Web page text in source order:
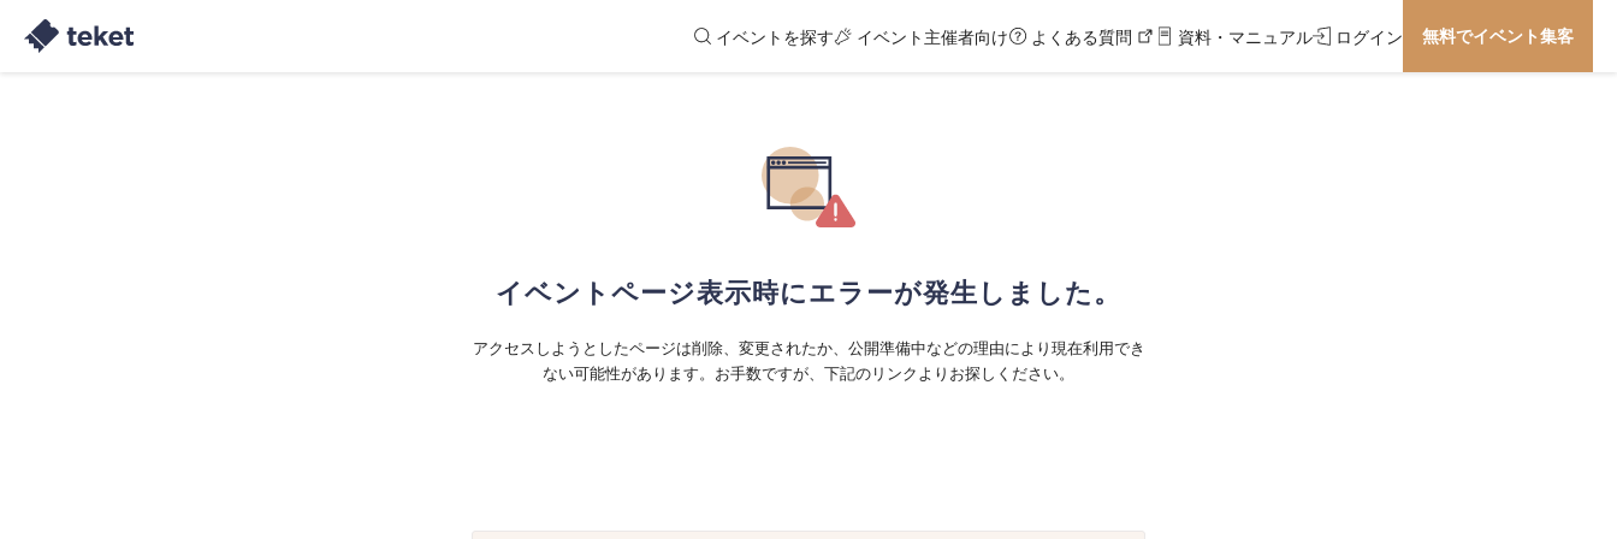
イベントを探す イベント主催者向け よくある質問 資料・マニュアル ログイン 無料でイベント集客
イベントページ表示時にエラーが発生しました。
アクセスしようとしたページは削除、変更されたか、公開準備中などの理由により現在利用でき
ない可能性があります。お手数ですが、下記のリンクよりお探しください。